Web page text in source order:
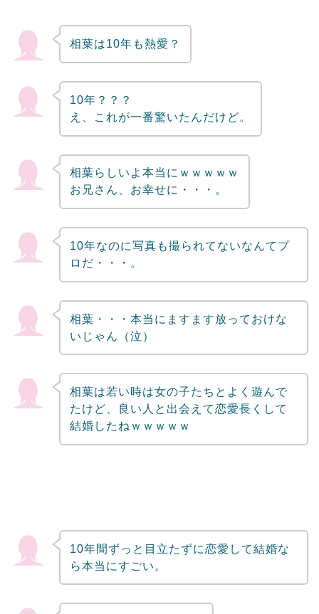
相葉は10年も熱愛？
10年？？？
え、これが一番驚いたんだけど。
相葉らしいよ本当にｗｗｗｗｗ
お兄さん、お幸せに・・・。
10年なのに写真も撮られてないなんてプ
ロだ・・・。
相葉・・・本当にますます放っておけな
いじゃん（泣）
相葉は若い時は女の子たちとよく遊んで
たけど、良い人と出会えて恋愛長くして
結婚したねｗｗｗｗｗ
10年間ずっと目立たずに恋愛して結婚な
ら本当にすごい。